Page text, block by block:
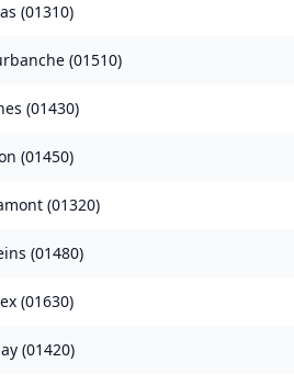
(01310)
(01510)
(01430)
(01450)
(01320)
(01480)
(01630)
(01420)